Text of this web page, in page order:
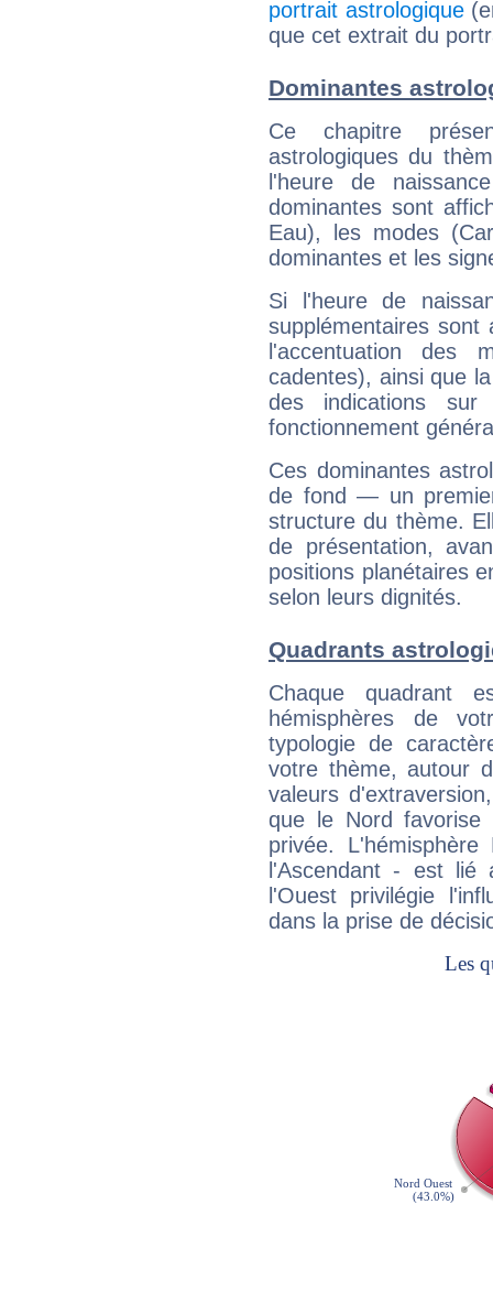
portrait astrologique
que cet extrait du
Dominantes
Ce chapitre
astrologiques du
l'heure de
dominantes sont
Eau), les modes
dominantes et les
Si l'heure de
supplémentaires sont
l'accentuation des
cadentes), ainsi que
des indications sur
fonctionnement
Ces dominantes
de fond — un
structure du thème.
de présentation,
positions planétaires
selon leurs dignités.
Quadrants
Chaque quadrant
hémisphères de
typologie de
votre thème, autour
valeurs
que le Nord favorise
privée.
l'Ascendant - est
l'Ouest privilégie
dans la prise de